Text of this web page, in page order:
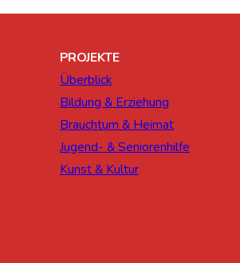
PROJEKTE
Überblick
Bildung & Erziehung
Brauchtum & Heimat
Jugend- & Seniorenhilfe
Kunst & Kultur